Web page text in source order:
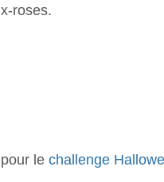
roses.
le challenge